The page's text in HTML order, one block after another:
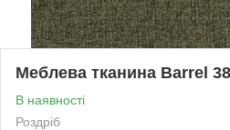
Меблева тканина Barrel
В наявності
Роздріб